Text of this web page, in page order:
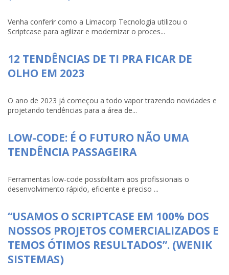
Venha conferir como a Limacorp Tecnologia utilizou o
Scriptcase para agilizar e modernizar o proces...
12 TENDÊNCIAS DE TI PRA FICAR DE
OLHO EM 2023
O ano de 2023 já começou a todo vapor trazendo novidades e
projetando tendências para a área de...
LOW-CODE: É O FUTURO NÃO UMA
TENDÊNCIA PASSAGEIRA
Ferramentas low-code possibilitam aos profissionais o
desenvolvimento rápido, eficiente e preciso ...
“USAMOS O SCRIPTCASE EM 100% DOS
NOSSOS PROJETOS COMERCIALIZADOS E
TEMOS ÓTIMOS RESULTADOS”. (WENIK
SISTEMAS)